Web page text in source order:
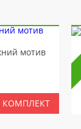
мотив
КОМПЛЕКТ